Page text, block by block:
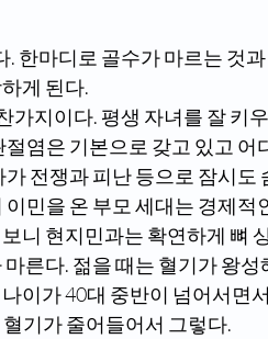
게 된다.
염은 기본으로 갖고 있고 어
전쟁과 피난 등으로 잠시도
민을 온 부모 세대는 경제적
니 현지민과는 확연하게 뼈
이가 40대 중반이 넘어서면
기가 줄어들어서 그렇다.